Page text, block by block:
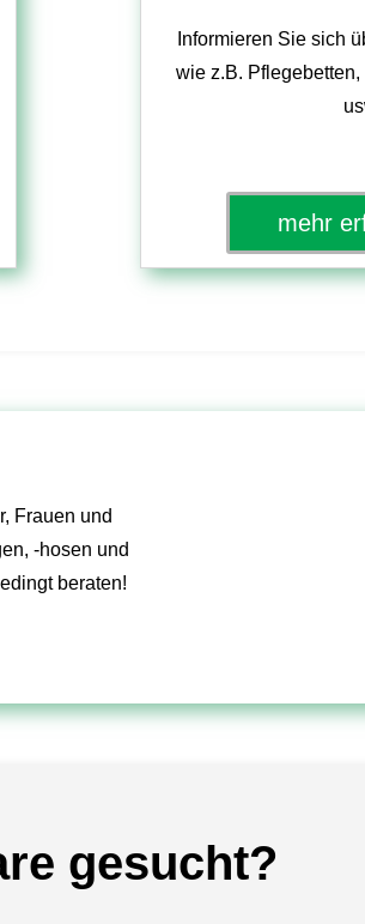
Informieren Sie sich
wie z.B.
mehr
Frauen und
-hosen und
beraten!
gesucht?